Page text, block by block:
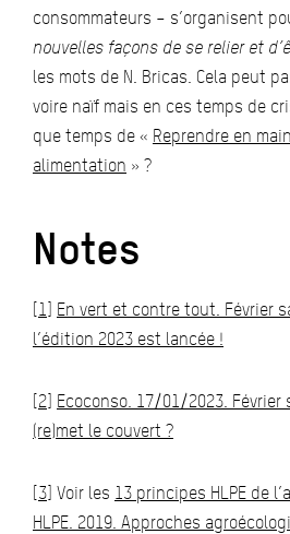
consommateurs – s’organisent
nouvelles façons de se relier et
les mots de N. Bricas. Cela peut
voire naïf mais en ces temps de
que temps de « Reprendre en
alimentation » ?
Notes
[1] En vert et contre tout. Février
l’édition 2023 est lancée !
[2] Ecoconso. 17/01/2023. Février
(re)met le couvert ?
[3] Voir les 13 principes HLPE de
HLPE. 2019. Approches